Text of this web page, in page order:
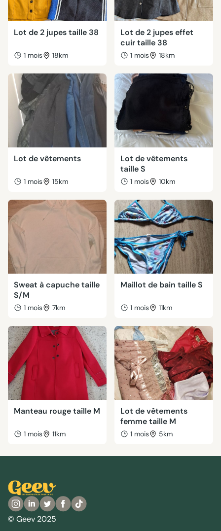
Lot de 2 jupes taille 38
1 mois 18km
Lot de 2 jupes effet
cuir taille 38
1 mois 18km
Lot de vêtements
1 mois 15km
Lot de vêtements
taille S
1 mois 10km
Sweat à capuche taille
S/M
1 mois 7km
Maillot de bain taille S
1 mois 11km
Manteau rouge taille M
1 mois 11km
Lot de vêtements
femme taille M
1 mois 5km
© Geev 2025